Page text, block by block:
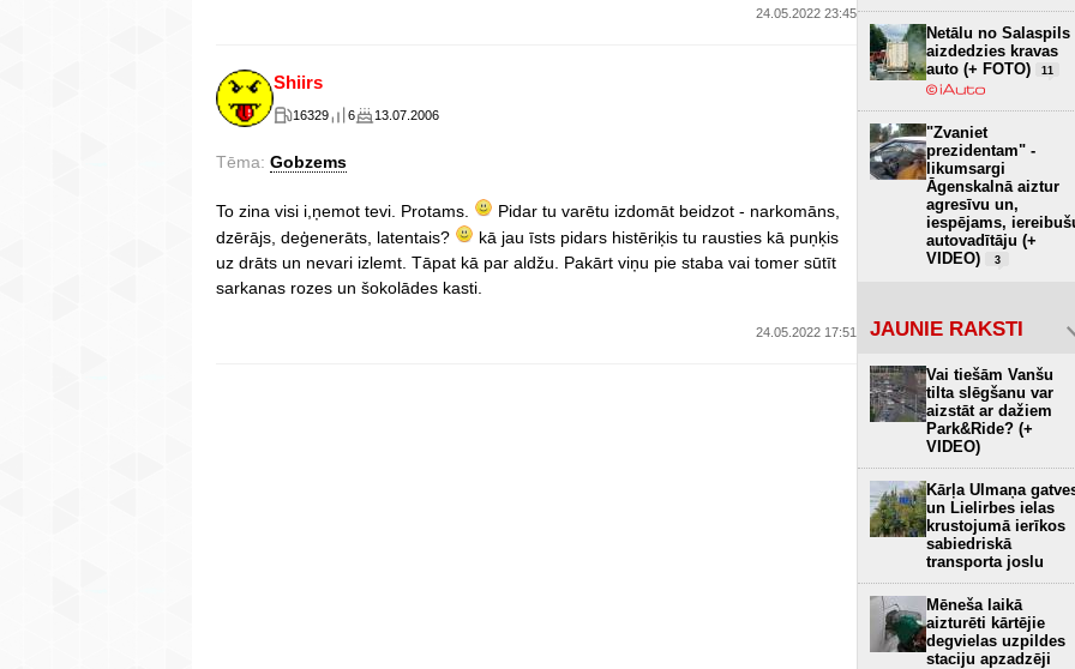
24.05.2022 23:45
Shiirs
16329 6 13.07.2006
Tēma: Gobzems
To zina visi i,ņemot tevi. Protams.
Pidar tu varētu izdomāt beidzot - narkomāns,
dzērājs, deģenerāts, latentais?
kā jau īsts pidars histēriķis tu rausties kā puņķis
uz drāts un nevari izlemt. Tāpat kā par aldžu. Pakārt viņu pie staba vai tomer sūtīt
sarkanas rozes un šokolādes kasti.
24.05.2022 17:51
Netālu no Salaspils
aizdedzies kravas
auto (+ FOTO)
11
"Zvaniet
prezidentam" -
likumsargi
Āgenskalnā aiztur
agresīvu un,
iespējams,
autovadītāju (+
VIDEO)
3
JAUNIE RAKSTI
Vai tiešām Vanšu
tilta slēgšanu var
aizstāt ar dažiem
Park&Ride? (+
VIDEO)
Kārļa Ulmaņa
un Lielirbes ielas
krustojumā ierīkos
sabiedriskā
transporta joslu
Mēneša laikā
aizturēti kārtējie
degvielas uzpildes
staciju apzadzēji